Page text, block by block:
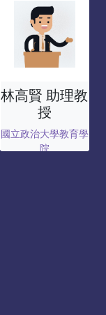
林高賢 助理教
授
國立政治大學教育學
院